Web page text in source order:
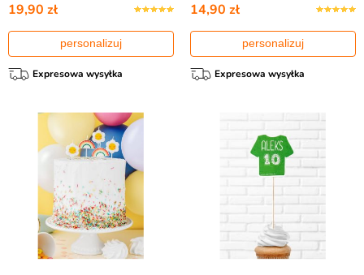
19,90 zł
personalizuj
Expresowa wysyłka
14,90 zł
personalizuj
Expresowa wysyłka